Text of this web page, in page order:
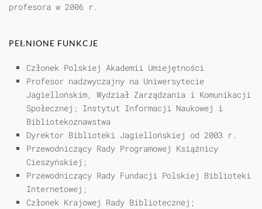
profesora w 2006 r.
PEŁNIONE FUNKCJE
Członek Polskiej Akademii Umiejętności
Profesor nadzwyczajny na Uniwersytecie
Jagiellońskim, Wydział Zarządzania i Komunikacji
Społecznej; Instytut Informacji Naukowej i
Bibliotekoznawstwa
Dyrektor Biblioteki Jagiellońskiej od 2003 r.
Przewodniczący Rady Programowej Książnicy
Cieszyńskiej;
Przewodniczący Rady Fundacji Polskiej Biblioteki
Internetowej;
Członek Krajowej Rady Bibliotecznej;